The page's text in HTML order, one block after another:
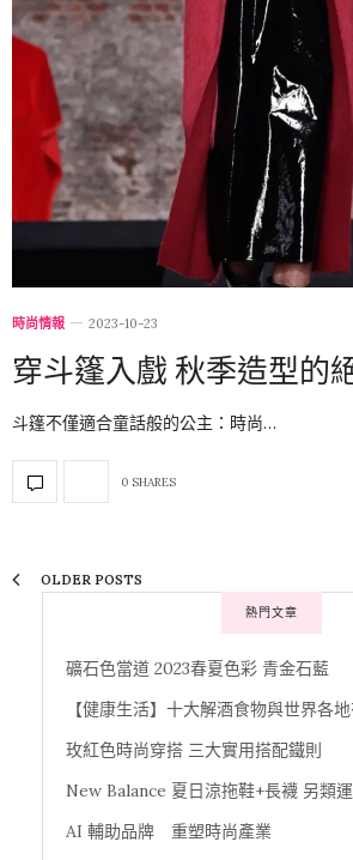
時尚情報 2023-10-23
穿斗篷入戲 秋季造型的
斗篷不僅適合童話般的公主：時尚…
0 SHARES
OLDER POSTS
熱門文章
礦石色當道 2023春夏色彩 青金石藍
【健康生活】十大解酒食物與世界各
玫紅色時尚穿搭 三大實用搭配鐵則
New Balance 夏日涼拖鞋+長襪 另類
AI 輔助品牌 重塑時尚產業